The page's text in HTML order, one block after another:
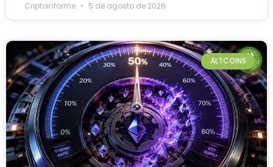
Criptoinforme 5 de agosto de 2026
ALTCOINS